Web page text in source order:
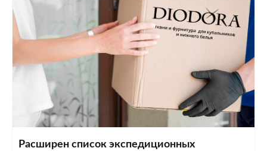
Расширен список экспедиционных